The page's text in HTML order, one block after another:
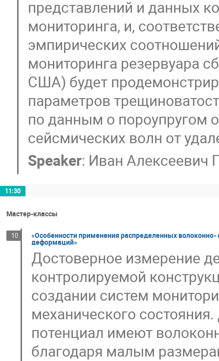
представлений и данных
мониторинга, и,
эмпирических
мониторинга резервуара
США) будет
параметров
по данным о пороупругом
сейсмических волн от
Speaker: Иван Алексеевич
11:30
Мастер-классы
10 «Особенности применения распределенных волоконно-
деформаций»
Достоверное измерение
контролируемой
создании систем
механического
потенциал имеют
благодаря малым